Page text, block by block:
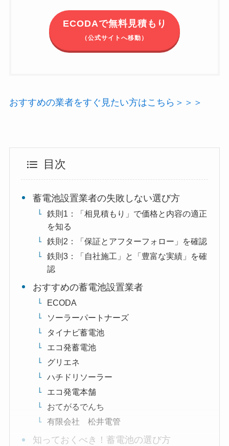
ECODAで無料見積もり
（公式サイトへ移動）
おすすめの業者をすぐ見たい方はこちら＞＞＞
目次
蓄電池設置業者の失敗しない選び方
鉄則1：「相見積もり」で価格と内容の適正
を知る
鉄則2：「保証とアフターフォロー」を確認
鉄則3：「自社施工」と「豊富な実績」を確
認
おすすめの蓄電池設置業者
ECODA
ソーラーパートナーズ
タイナビ蓄電池
エコ発蓄電池
グリエネ
ハチドリソーラー
エコ発電本舗
おてがるでんち
有限会社 松井電管
知っておくべき！蓄電池の選び方